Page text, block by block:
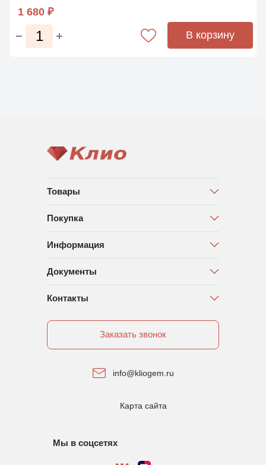
1 680 ₽
В корзину
Товары
Покупка
Информация
Документы
Контакты
Заказать звонок
info@kliogem.ru
Карта сайта
Мы в соцсетях